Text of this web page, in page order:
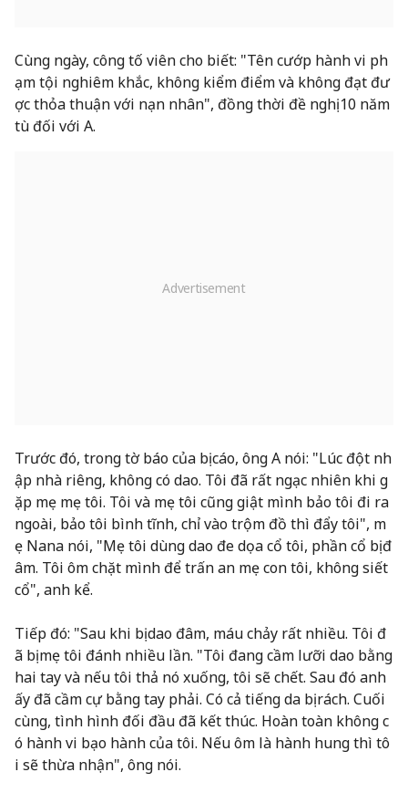
Cùng ngày, công tố viên cho biết: "Tên cướp hành vi ph
ạm tội nghiêm khắc, không kiểm điểm và không đạt đư
ợc thỏa thuận với nạn nhân", đồng thời đề nghị 10 năm
tù đối với A.
Trước đó, trong tờ báo của bị cáo, ông A nói: "Lúc đột nh
ập nhà riêng, không có dao. Tôi đã rất ngạc nhiên khi g
ặp mẹ mẹ tôi. Tôi và mẹ tôi cũng giật mình bảo tôi đi ra
ngoài, bảo tôi bình tĩnh, chỉ vào trộm đồ thì đẩy tôi", m
ẹ Nana nói, "Mẹ tôi dùng dao đe dọa cổ tôi, phần cổ bị đ
âm. Tôi ôm chặt mình để trấn an mẹ con tôi, không siết
cổ", anh kể.
Tiếp đó: "Sau khi bị dao đâm, máu chảy rất nhiều. Tôi đ
ã bị mẹ tôi đánh nhiều lần. "Tôi đang cầm lưỡi dao bằng
hai tay và nếu tôi thả nó xuống, tôi sẽ chết. Sau đó anh
ấy đã cầm cự bằng tay phải. Có cả tiếng da bị rách. Cuối
cùng, tình hình đối đầu đã kết thúc. Hoàn toàn không c
ó hành vi bạo hành của tôi. Nếu ôm là hành hung thì tô
i sẽ thừa nhận", ông nói.